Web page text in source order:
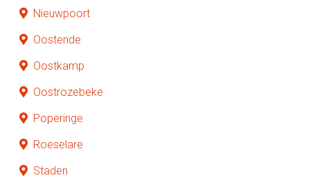
Nieuwpoort
Oostende
Oostkamp
Oostrozebeke
Poperinge
Roeselare
Staden